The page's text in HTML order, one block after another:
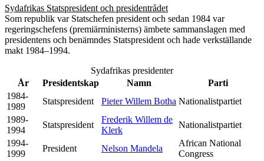
Sydafrikas Statspresident och presidentrådet
Som republik var Statschefen president och sedan 1984 var
regeringschefens (premiärministerns) ämbete sammanslagen med
presidentens och benämndes Statspresident och hade verkställande
makt 1984–1994.
Sydafrikas presidenter
År
Presidentskap Namn
Parti
1984-
1989
Statspresident Pieter Willem Botha Nationalistpartiet
1989-
1994
Statspresident
Frederik Willem de
Klerk
Nationalistpartiet
1994-
1999
President Nelson Mandela
African National
Congress